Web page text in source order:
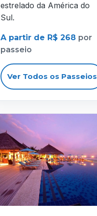
estrelado da América do
Sul.
A partir de R$ 268 por
passeio
Ver Todos os Passeios